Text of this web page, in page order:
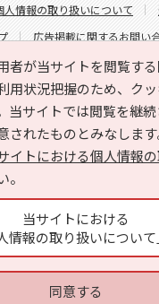
者が当サイトを閲覧す
用状況把握のため、クッ
当サイトでは閲覧を継
されたものとみなしま
イトにおける個人情報
当サイトにおける
情報の取り扱いについ
同意する
人情報の取り扱いについて
広告掲載に関するお問い
トの内容に関するお問い合わ
© HYOJITO.Co.,Ltd. All Rights